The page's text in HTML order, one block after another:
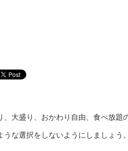
、大盛り、おかわり自由、食べ放題
うな選択をしないようにしましょう。